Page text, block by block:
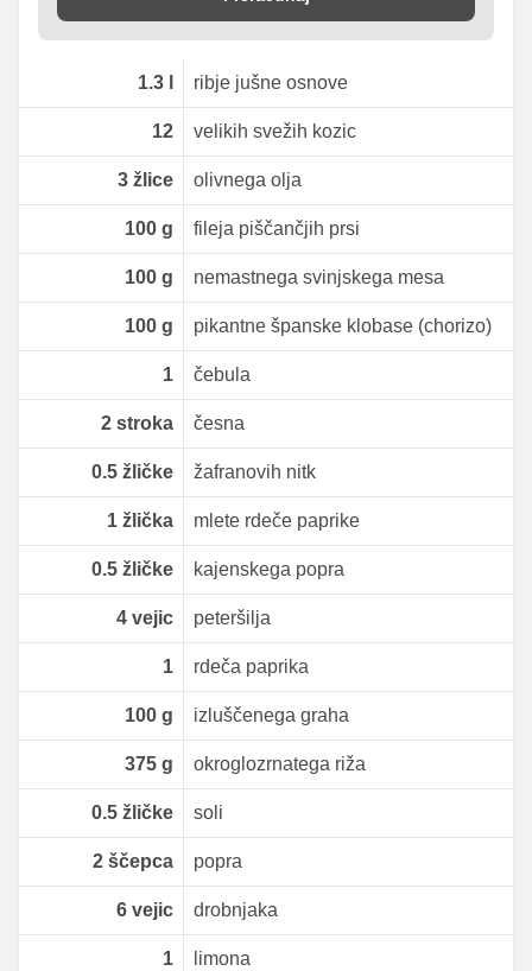
1.3l ribje jušne osnove
12 velikih svežih kozic
3žlice olivnega olja
100g fileja piščančjih prsi
100g nemastnega svinjskega mesa
100g pikantne španske klobase (chorizo)
1 čebula
2stroka česna
0.5žličke žafranovih nitk
1žlička mlete rdeče paprike
0.5žličke kajenskega popra
4vejic peteršilja
1 rdeča paprika
100g izluščenega graha
375g okroglozrnatega riža
0.5žličke soli
2ščepca popra
6vejic drobnjaka
1 limona